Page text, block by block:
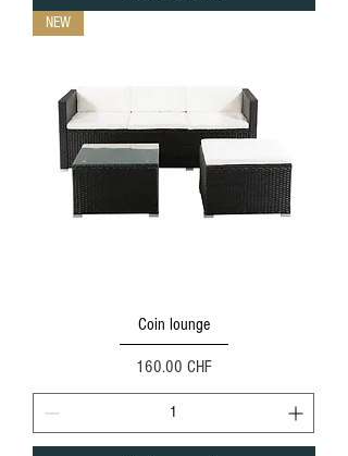
NEW
Coin lounge
Prix
160.00 CHF